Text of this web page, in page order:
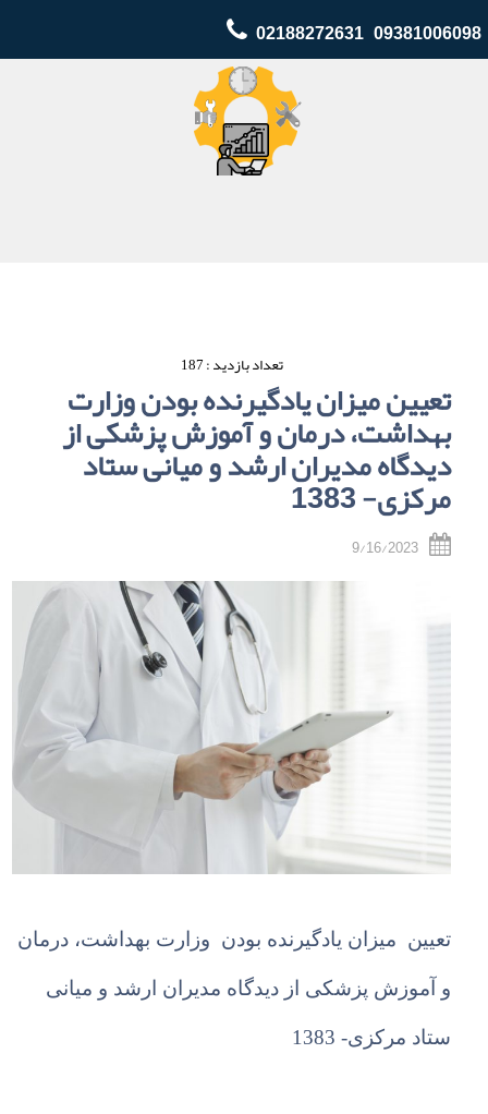
02188272631 09381006098
تعداد بازدید : 187
تعیین میزان یادگیرنده بودن وزارت
بهداشت، درمان و آموزش پزشکی از
دیدگاه مدیران ارشد و میانی ستاد
مرکزی- 1383
9/16/2023
تعیین میزان یادگیرنده بودن وزارت بهداشت، درمان
و آموزش پزشکی از دیدگاه مدیران ارشد و میانی
ستاد مرکزی- 1383